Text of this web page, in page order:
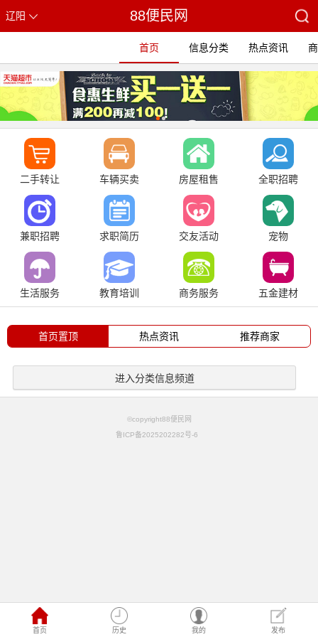
辽阳 88便民网
首页 历史 我的 发布
首页 信息分类 热点资讯
二手转让 车辆买卖 房屋租售 全职招聘
兼职招聘 求职简历 交友活动 宠物
生活服务 教育培训 商务服务 五金建材
首页置顶 热点资讯 推荐商家
进入分类信息频道
©copyright88便民网
鲁ICP备2025202282号-6